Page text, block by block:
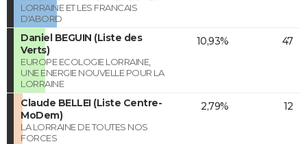
LORRAINE ET LES FRANCAIS
D'ABORD
Daniel BEGUIN (Liste des
Verts)
EUROPE ECOLOGIE LORRAINE,
UNE ENERGIE NOUVELLE POUR LA
LORRAINE
10,93% 47
Claude BELLEI (Liste Centre-
MoDem)
LA LORRAINE DE TOUTES NOS
FORCES
2,79% 12